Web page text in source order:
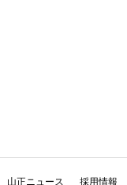
山正ニュース 採用情報